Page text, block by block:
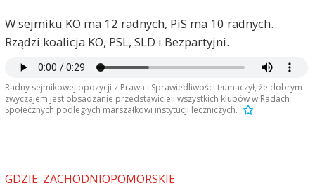
W sejmiku KO ma 12 radnych, PiS ma 10 radnych.
Rządzi koalicja KO, PSL, SLD i Bezpartyjni.
Radny sejmikowej opozycji z Prawa i Sprawiedliwości tłumaczył, że dobrym
zwyczajem jest obsadzanie przedstawicieli wszystkich klubów w Radach
Społecznych podległych marszałkowi instytucji leczniczych.
GDZIE: ZACHODNIOPOMORSKIE
greg9181 2020-12-07, godz. 13:24
Panie Mucha, a PIS nie ma zapędów aby
zawłaszczać wszystkie sfery? No nie da się już
tego słuchać.